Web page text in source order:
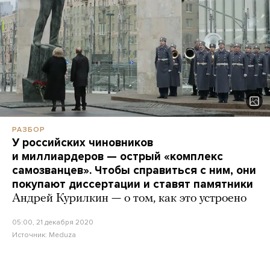
РАЗБОР
У российских чиновников
и миллиардеров — острый «комплекс
самозванцев». Чтобы справиться с ним, они
покупают диссертации и ставят памятники
Андрей Курилкин — о том, как это устроено
05:00, 21 декабря 2020
Источник: Meduza